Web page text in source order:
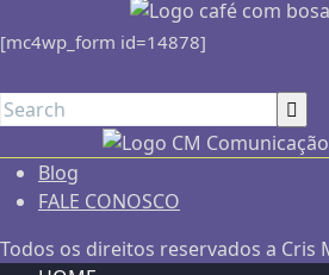
[mc4wp_form id=14878]
Blog
FALE CONOSCO
Todos os direitos reservados a Cris